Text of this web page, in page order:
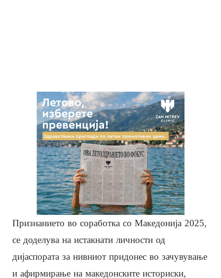
Признанието во соработка со Македонија 2025,
се доделува на истакнати личности од
дијаспората за нивниот придонес во зачувување
и афирмирање на македонските историски,